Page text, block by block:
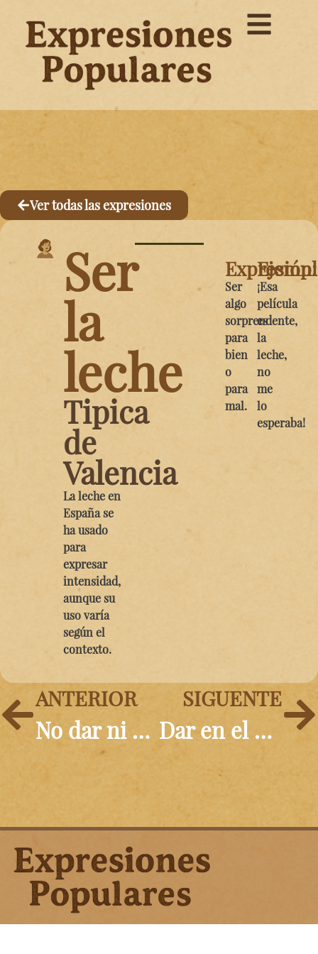
Ver todas las expresiones
Ser
la
leche
Tipica
de
Valencia
La leche en
España se
ha usado
para
expresar
intensidad,
aunque su
uso varía
según el
contexto.
Expresión:
Ser
algo
sorprendente,
para
bien
o
para
mal.
¡Esa
película
es
la
leche,
no
me
lo
esperaba!
ANTERIOR
No dar ni golpe
SIGUENTE
Dar en el clavo